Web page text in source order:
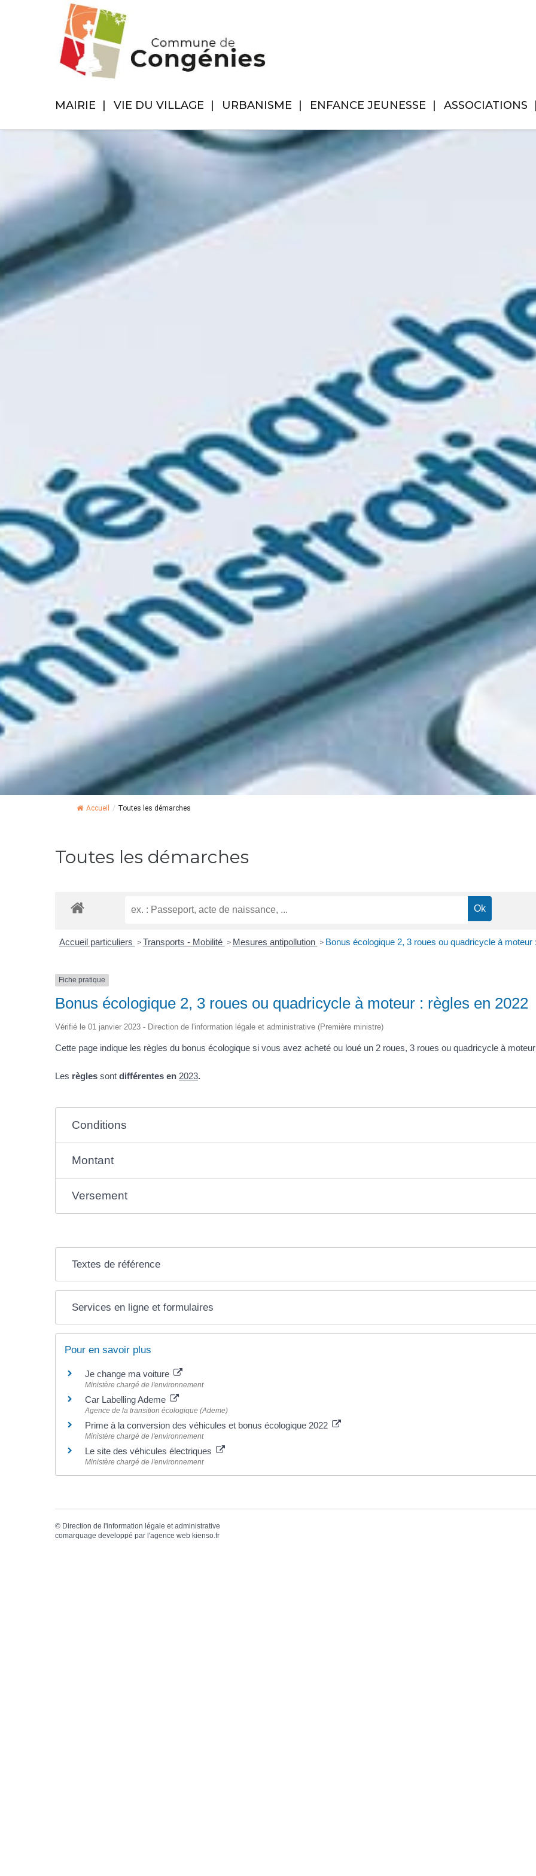
MAIRIE VIE DU VILLAGE URBANISME ENFANCE JEUNESSE ASSOCIATIONS
Accueil / Toutes les démarches
Toutes les démarches
Accueil particuliers > Transports - Mobilité > Mesures antipollution > Bonus écologique 2, 3 roues ou quadricycle à moteur
Fiche pratique
Bonus écologique 2, 3 roues ou quadricycle à moteur : règles en 2022
Vérifié le 01 janvier 2023 - Direction de l'information légale et administrative (Première ministre)
Cette page indique les règles du bonus écologique si vous avez acheté ou loué un 2 roues, 3 roues ou quadricycle à
Les règles sont différentes en 2023.
Conditions
Montant
Versement
Textes de référence
Services en ligne et formulaires
Pour en savoir plus
Je change ma voiture
Ministère chargé de l'environnement
Car Labelling Ademe
Agence de la transition écologique (Ademe)
Prime à la conversion des véhicules et bonus écologique 2022
Ministère chargé de l'environnement
Le site des véhicules électriques
Ministère chargé de l'environnement
© Direction de l'information légale et administrative
comarquage developpé par l'agence web kienso.fr